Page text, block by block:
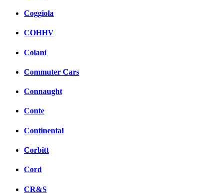
Coggiola
COHHV
Colani
Commuter Cars
Connaught
Conte
Continental
Corbitt
Cord
CR&S